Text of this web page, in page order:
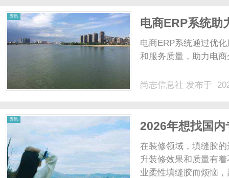
资讯
电商ERP系统助
电商ERP系统通过优
和服务质量，助力电
尚志信息社 发布于
资讯
2026年想找国
晓！
在装修领域，填缝胶
升装修效果和质量有
业柔性填缝胶而烦恼